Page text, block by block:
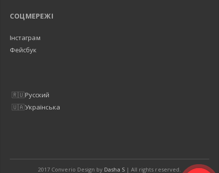
СОЦМЕРЕЖІ
Інстаграм
Фейсбук
Русский
Українська
2017 Converio Design by Dasha S| All rights reserved.